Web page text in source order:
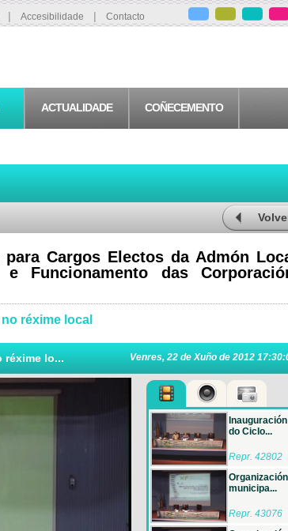
| Accesibilidade | Contacto
ACTUALIDADE COÑECEMENTO
Cargos Electos da Admón
Funcionamento das
réxime local
réxime lo... Venres, 22 de Xuño de 2012
Inauguración
do Ciclo...
Repr. 42802
Organización
municipa...
Repr. 43076